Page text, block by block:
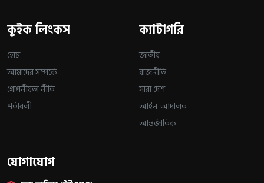
কুইক লিংকস
হোম
আমাদের সম্পর্কে
গোপনীয়তা নীতি
শর্তাবলী
ক্যাটাগরি
জাতীয়
রাজনীতি
সারা দেশ
আইন-আদালত
আন্তর্জাতিক
যোগাযোগ